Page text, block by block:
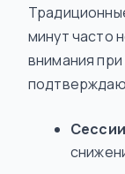
минут часто
внимания